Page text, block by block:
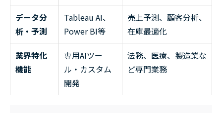
データ分
析・予測
Tableau AI、
Power BI等
売上予測、顧客分析、
在庫最適化
業界特化
機能
専用AIツー
ル・カスタム
開発
法務、医療、製造業な
ど専門業務